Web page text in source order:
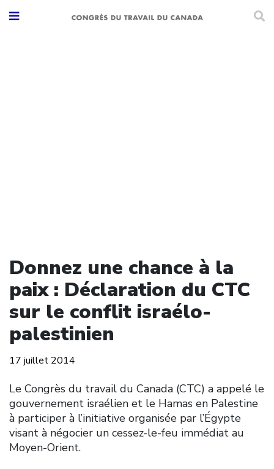
Donnez une chance à la
paix : Déclaration du CTC
sur le conflit israélo-
palestinien
17 juillet 2014
Le Congrès du travail du Canada (CTC) a appelé le
gouvernement israélien et le Hamas en Palestine
à participer à l’initiative organisée par l’Égypte
visant à négocier un cessez-le-feu immédiat au
Moyen-Orient.